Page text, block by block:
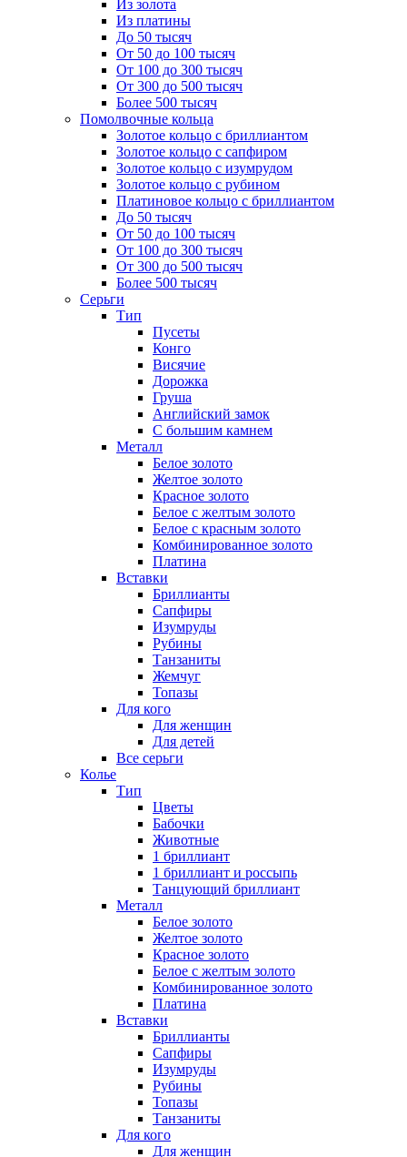
Из золота
Из платины
До 50 тысяч
От 50 до 100 тысяч
От 100 до 300 тысяч
От 300 до 500 тысяч
Более 500 тысяч
Помолвочные кольца
Золотое кольцо с бриллиантом
Золотое кольцо с сапфиром
Золотое кольцо с изумрудом
Золотое кольцо с рубином
Платиновое кольцо с бриллиантом
До 50 тысяч
От 50 до 100 тысяч
От 100 до 300 тысяч
От 300 до 500 тысяч
Более 500 тысяч
Серьги
Тип
Пусеты
Конго
Висячие
Дорожка
Груша
Английский замок
С большим камнем
Металл
Белое золото
Желтое золото
Красное золото
Белое с желтым золото
Белое с красным золото
Комбинированное золото
Платина
Вставки
Бриллианты
Сапфиры
Изумруды
Рубины
Танзаниты
Жемчуг
Топазы
Для кого
Для женщин
Для детей
Все серьги
Колье
Тип
Цветы
Бабочки
Животные
1 бриллиант
1 бриллиант и россыпь
Танцующий бриллиант
Металл
Белое золото
Желтое золото
Красное золото
Белое с желтым золото
Комбинированное золото
Платина
Вставки
Бриллианты
Сапфиры
Изумруды
Рубины
Топазы
Танзаниты
Для кого
Для женщин